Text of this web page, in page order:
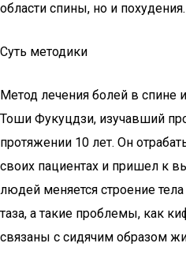
области спины, но и похудения.
Суть методики
Метод лечения болей в спине
Тоши Фукуцдзи, изучавший
протяжении 10 лет. Он
своих пациентах и пришел к
людей меняется строение
таза, а такие проблемы, как
связаны с сидячим образом